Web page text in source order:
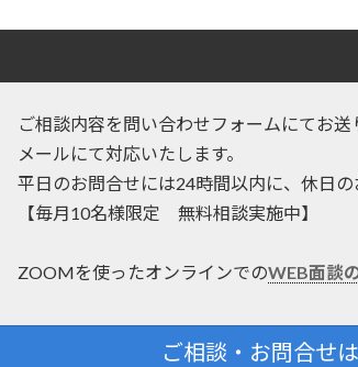
ご相談内容を問い合わせフォームにてお送
メールにて対応いたします。
平日のお問合せには24時間以内に、休日
【毎月10名様限定 無料相談実施中】
ZOOMを使ったオンラインでのWEB面談
ご相談・お問合せ